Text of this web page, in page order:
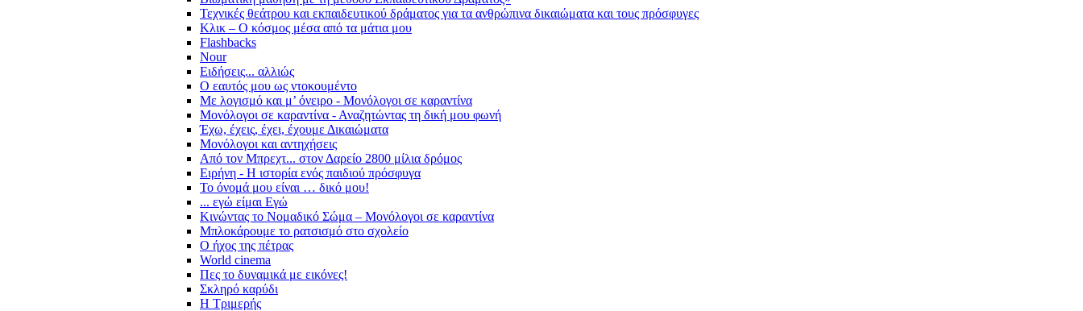
Τεχνικές θεάτρου και εκπαιδευτικού δράματος για τα ανθρώπινα δικαιώματα και τους πρόσφυγες
Κλικ – Ο κόσμος μέσα από τα μάτια μου
Flashbacks
Nour
Ειδήσεις... αλλιώς
Ο εαυτός μου ως ντοκουμέντο
Με λογισμό και μ’ όνειρο - Μονόλογοι σε καραντίνα
Μονόλογοι σε καραντίνα - Αναζητώντας τη δική μου φωνή
Έχω, έχεις, έχει, έχουμε Δικαιώματα
Μονόλογοι και αντηχήσεις
Από τον Μπρεχτ... στον Δαρείο 2800 μίλια δρόμος
Ειρήνη - Η ιστορία ενός παιδιού πρόσφυγα
Το όνομά μου είναι … δικό μου!
... εγώ είμαι Εγώ
Κινώντας το Νομαδικό Σώμα – Μονόλογοι σε καραντίνα
Μπλοκάρουμε το ρατσισμό στο σχολείο
Ο ήχος της πέτρας
World cinema
Πες το δυναμικά με εικόνες!
Σκληρό καρύδι
Η Τριμερής